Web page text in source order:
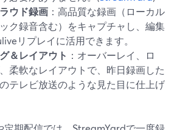
ウド録画 ：高品質な録画（ローカル
ク録音含む）をキャプチャし、編集
リプレイに活用できます。
＆レイアウト ：オーバーレイ、ロ
柔軟なレイアウトで、昨日録画した
テレビ放送のような見た目に仕上げ